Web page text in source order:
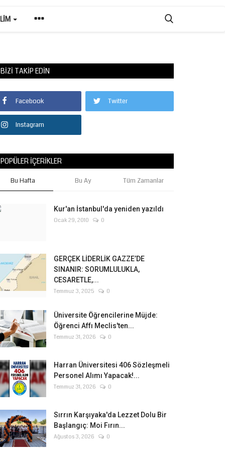
BIZI TAKIP EDIN
Facebook Twitter
Instagram
POPÜLER İÇERIKLER
Bu Hafta Bu Ay Tüm Zamanlar
Kur'an İstanbul'da yeniden yazıldı
Ocak 29, 2010 0
GERÇEK LİDERLİK GAZZE’DE
SINANIR: SORUMLULUKLA,
CESARETLE,...
Temmuz 3, 2025 0
Üniversite Öğrencilerine Müjde:
Öğrenci Affı Meclis'ten...
Temmuz 31, 2026 0
Harran Üniversitesi 406 Sözleşmeli
Personel Alımı Yapacak!...
Temmuz 31, 2026 0
Sırrın Karşıyaka'da Lezzet Dolu Bir
Başlangıç: Moi Fırın...
Ağustos 3, 2026 0